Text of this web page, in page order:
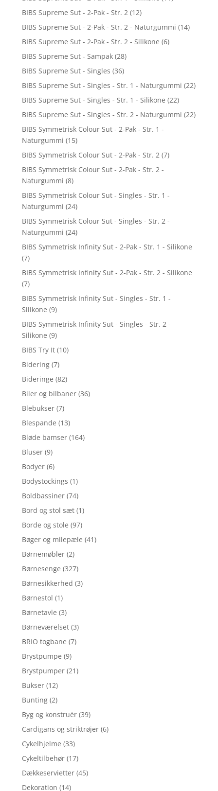
BIBS Supreme Sut - 2-Pak - Str. 2 (12)
BIBS Supreme Sut - 2-Pak - Str. 2 - Naturgummi (14)
BIBS Supreme Sut - 2-Pak - Str. 2 - Silikone (6)
BIBS Supreme Sut - Sampak (28)
BIBS Supreme Sut - Singles (36)
BIBS Supreme Sut - Singles - Str. 1 - Naturgummi (22)
BIBS Supreme Sut - Singles - Str. 1 - Silikone (22)
BIBS Supreme Sut - Singles - Str. 2 - Naturgummi (22)
BIBS Symmetrisk Colour Sut - 2-Pak - Str. 1 -
Naturgummi (15)
BIBS Symmetrisk Colour Sut - 2-Pak - Str. 2 (7)
BIBS Symmetrisk Colour Sut - 2-Pak - Str. 2 -
Naturgummi (8)
BIBS Symmetrisk Colour Sut - Singles - Str. 1 -
Naturgummi (24)
BIBS Symmetrisk Colour Sut - Singles - Str. 2 -
Naturgummi (24)
BIBS Symmetrisk Infinity Sut - 2-Pak - Str. 1 - Silikone
(7)
BIBS Symmetrisk Infinity Sut - 2-Pak - Str. 2 - Silikone
(7)
BIBS Symmetrisk Infinity Sut - Singles - Str. 1 -
Silikone (9)
BIBS Symmetrisk Infinity Sut - Singles - Str. 2 -
Silikone (9)
BIBS Try It (10)
Bidering (7)
Bideringe (82)
Biler og bilbaner (36)
Blebukser (7)
Blespande (13)
Bløde bamser (164)
Bluser (9)
Bodyer (6)
Bodystockings (1)
Boldbassiner (74)
Bord og stol sæt (1)
Borde og stole (97)
Bøger og milepæle (41)
Børnemøbler (2)
Børnesenge (327)
Børnesikkerhed (3)
Børnestol (1)
Børnetavle (3)
Børneværelset (3)
BRIO togbane (7)
Brystpumpe (9)
Brystpumper (21)
Bukser (12)
Bunting (2)
Byg og konstruér (39)
Cardigans og striktrøjer (6)
Cykelhjelme (33)
Cykeltilbehør (17)
Dækkeservietter (45)
Dekoration (14)